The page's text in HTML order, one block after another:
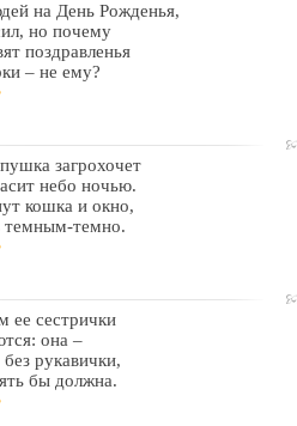
на День Рожденья,
но почему
поздравленья
– не ему?
загрохочет
небо ночью.
кошка и окно,
темным-темно.
ее сестрички
она –
рукавички,
бы должна.